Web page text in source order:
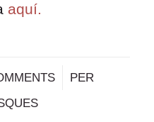
aquí.
/
PER